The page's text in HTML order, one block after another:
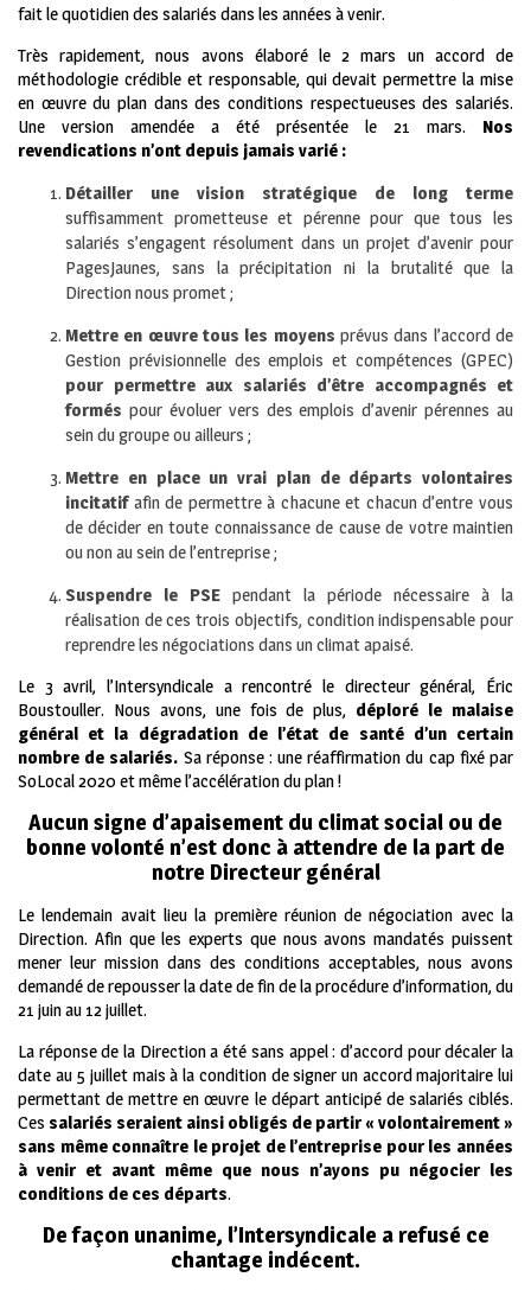
fait le quotidien des salariés dans les années à venir.
Très rapidement, nous avons élaboré le 2 mars un accord de
méthodologie crédible et responsable, qui devait permettre la mise
en œuvre du plan dans des conditions respectueuses des salariés.
Une version amendée a été présentée le 21 mars. Nos
revendications n’ont depuis jamais varié :
Détailler une vision stratégique de long terme
suffisamment prometteuse et pérenne pour que tous les
salariés s’engagent résolument dans un projet d’avenir pour
PagesJaunes, sans la précipitation ni la brutalité que la
Direction nous promet ;
Mettre en œuvre tous les moyens prévus dans l’accord de
Gestion prévisionnelle des emplois et compétences (GPEC)
pour permettre aux salariés d’être accompagnés et
formés pour évoluer vers des emplois d’avenir pérennes au
sein du groupe ou ailleurs ;
Mettre en place un vrai plan de départs volontaires
incitatifafin de permettre à chacune et chacun d’entre vous
de décider en toute connaissance de cause de votre maintien
ou non au sein de l’entreprise ;
Suspendre le PSE pendant la période nécessaire à la
réalisation de ces trois objectifs, condition indispensable pour
reprendre les négociations dans un climat apaisé.
Le 3 avril, l’Intersyndicale a rencontré le directeur général, Éric
Boustouller. Nous avons, une fois de plus, déploré le malaise
général et la dégradation de l’état de santé d’un certain
nombre de salariés. Sa réponse : une réaffirmation du cap fixé par
SoLocal 2020 et même l’accélération du plan !
Aucun signe d’apaisement du climat social ou de
bonne volonté n’est donc à attendre de la part de
notre Directeur général
Le lendemain avait lieu la première réunion de négociation avec la
Direction. Afin que les experts que nous avons mandatés puissent
mener leur mission dans des conditions acceptables, nous avons
demandé de repousser la date de fin de la procédure d’information, du
21 juin au 12 juillet.
La réponse de la Direction a été sans appel : d’accord pour décaler la
date au 5 juillet mais à la condition de signer un accord majoritaire lui
permettant de mettre en œuvre le départ anticipé de salariés ciblés.
Ces salariés seraient ainsi obligés de partir « volontairement »
sans même connaître le projet de l’entreprise pour les années
à venir et avant même que nous n’ayons pu négocier les
conditions de ces départs.
De façon unanime, l’Intersyndicale a refusé ce
chantage indécent.